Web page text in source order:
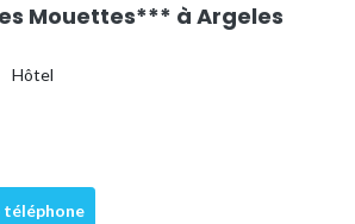
Mouettes*** à Argeles
Hôtel
téléphone